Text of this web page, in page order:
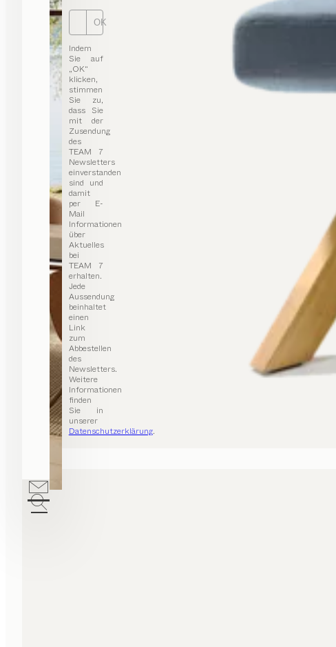
OK
Indem
Sie auf
„OK“
klicken,
stimmen
Sie zu,
dass Sie
mit der
Zusendung
des
TEAM 7
Newsletters
einverstanden
sind und
damit
per E-
Mail
Informationen
über
Aktuelles
bei
TEAM 7
erhalten.
Jede
Aussendung
beinhaltet
einen
Link
zum
Abbestellen
des
Newsletters.
Weitere
Informationen
finden
Sie in
unserer
Datenschutzerklärung.